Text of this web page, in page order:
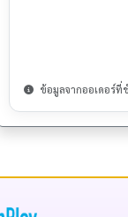
ข้อมูลจากออเดอร์ที่